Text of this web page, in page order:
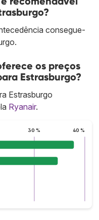
consegue-
os preços
Estrasburgo?
Estrasburgo
Ryanair.
30 % 40 %